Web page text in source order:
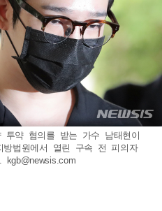
투약 혐의를 받는 가수 남태현이
법원에서 열린 구속 전 피의자
kgb@newsis.com